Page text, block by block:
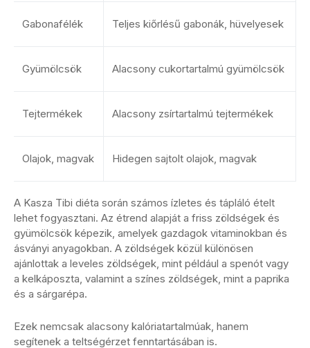
Gabonafélék Teljes kiőrlésű gabonák, hüvelyesek
Gyümölcsök Alacsony cukortartalmú gyümölcsök
Tejtermékek Alacsony zsírtartalmú tejtermékek
Olajok, magvak Hidegen sajtolt olajok, magvak
A Kasza Tibi diéta során számos ízletes és tápláló ételt
lehet fogyasztani. Az étrend alapját a friss zöldségek és
gyümölcsök képezik, amelyek gazdagok vitaminokban és
ásványi anyagokban. A zöldségek közül különösen
ajánlottak a leveles zöldségek, mint például a spenót vagy
a kelkáposzta, valamint a színes zöldségek, mint a paprika
és a sárgarépa.
Ezek nemcsak alacsony kalóriatartalmúak, hanem
segítenek a teltségérzet fenntartásában is.